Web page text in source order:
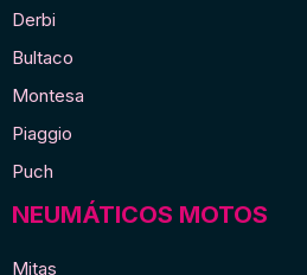
Derbi
Bultaco
Montesa
Piaggio
Puch
NEUMÁTICOS MOTOS
Mitas